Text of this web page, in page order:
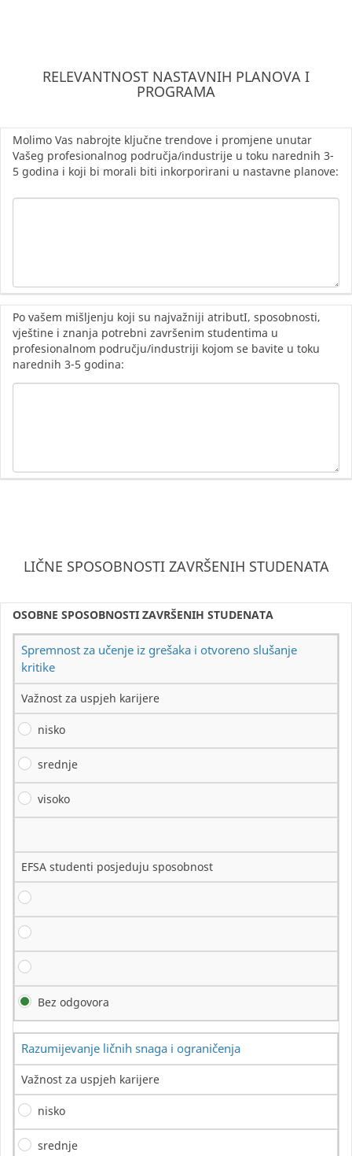
RELEVANTNOST NASTAVNIH PLANOVA I
PROGRAMA
Molimo Vas nabrojte ključne trendove i promjene unutar
Vašeg profesionalnog područja/industrije u toku narednih 3-
5 godina i koji bi morali biti inkorporirani u nastavne planove:
Po vašem mišljenju koji su najvažniji atributI, sposobnosti,
vještine i znanja potrebni završenim studentima u
profesionalnom području/industriji kojom se bavite u toku
narednih 3-5 godina:
LIČNE SPOSOBNOSTI ZAVRŠENIH STUDENATA
OSOBNE SPOSOBNOSTI ZAVRŠENIH STUDENATA
Spremnost za učenje iz grešaka i otvoreno slušanje
kritike
Važnost za uspjeh karijere
nisko
srednje
visoko
EFSA studenti posjeduju sposobnost
Bez odgovora
Razumijevanje ličnih snaga i ograničenja
Važnost za uspjeh karijere
nisko
srednje